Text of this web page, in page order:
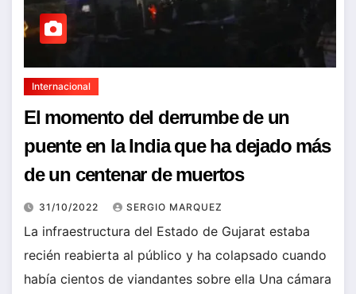
Internacional
El momento del derrumbe de un
puente en la India que ha dejado más
de un centenar de muertos
31/10/2022 SERGIO MARQUEZ
La infraestructura del Estado de Gujarat estaba
recién reabierta al público y ha colapsado cuando
había cientos de viandantes sobre ella Una cámara